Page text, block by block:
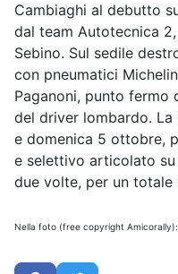
Cambiaghi al debutto
dal team Autotecnica
Sebino. Sul sedile
con pneumatici
Paganoni, punto fermo
del driver lombardo.
e domenica 5 ottobre,
e selettivo articolato
due volte, per un
Nella foto (free copyright Amicorally):